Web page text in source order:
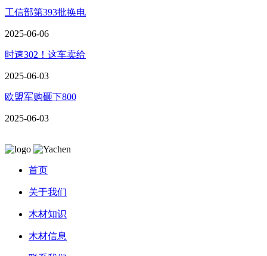
工信部第393批换电
2025-06-06
时速302！这车卖给
2025-06-03
欧盟军购砸下800
2025-06-03
首页
关于我们
木材知识
木材信息